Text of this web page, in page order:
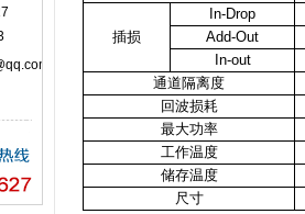
插损
In-Drop
Add-Out
In-out
通道隔离度
回波损耗
最大功率
工作温度
储存温度
尺寸